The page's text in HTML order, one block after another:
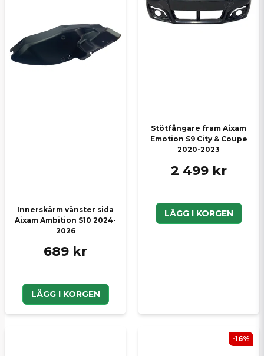
Innerskärm vänster sida
Aixam Ambition S10 2024-
2026
689 kr
LÄGG I KORGEN
Stötfångare fram Aixam
Emotion S9 City & Coupe
2020-2023
2 499 kr
LÄGG I KORGEN
-16%